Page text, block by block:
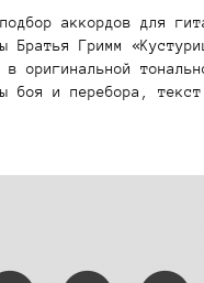
аккордов для
Братья Гримм
в оригинальной
боя и перебора,